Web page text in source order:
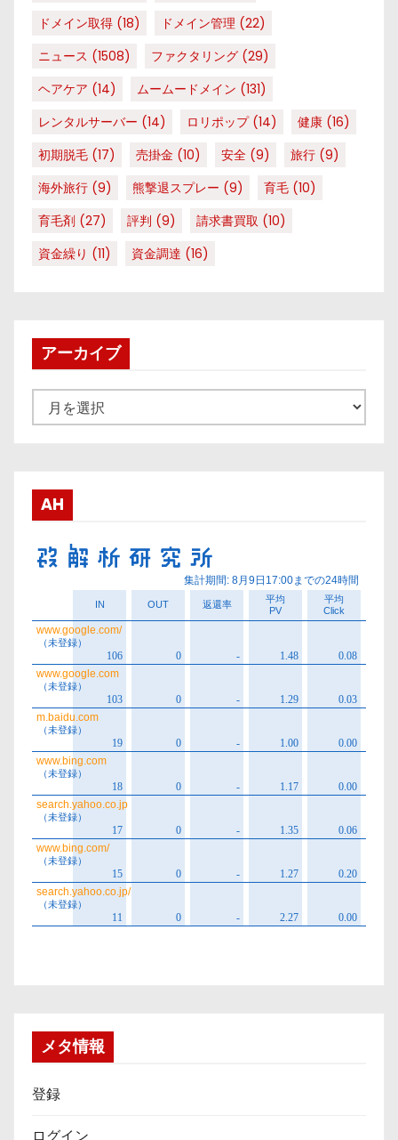
ドメイン取得 (18) ドメイン管理 (22)
ニュース (1508) ファクタリング (29)
ヘアケア (14) ムームードメイン (131)
レンタルサーバー (14) ロリポップ(14) 健康 (16)
初期脱毛 (17) 売掛金 (10) 安全 (9) 旅行 (9)
海外旅行 (9) 熊撃退スプレー (9) 育毛 (10)
育毛剤 (27) 評判 (9) 請求書買取 (10)
資金繰り (11) 資金調達 (16)
アーカイブ
ー
ブ
AH
メタ情報
登録